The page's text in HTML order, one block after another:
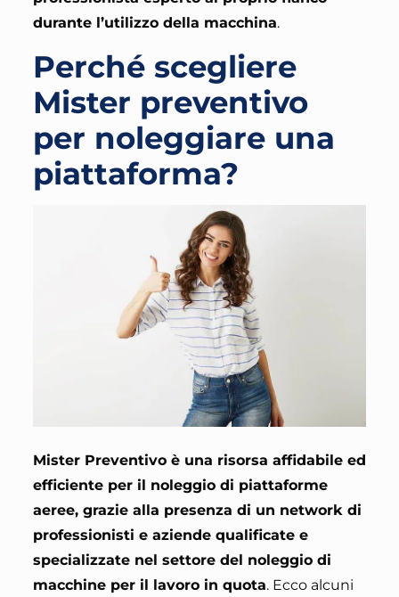
durante l’utilizzo della macchina.
Perché scegliere
Mister preventivo
per noleggiare una
piattaforma?
Mister Preventivo è una risorsa affidabile ed
efficiente per il noleggio di piattaforme
aeree, grazie alla presenza di un network di
professionisti e aziende qualificate e
specializzate nel settore del noleggio di
macchine per il lavoro in quota. Ecco alcuni